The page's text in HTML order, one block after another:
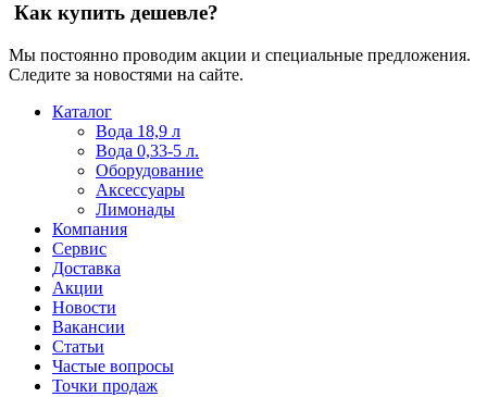
Как купить дешевле?
Мы постоянно проводим акции и специальные предложения.
Следите за новостями на сайте.
Пользователи
офіційний
сайт
через
разные
сайты.
можно
встретить
онлайн
казино
среди
обсуждаемых
тем.
Каталог
Вода 18,9 л
Вода 0,33-5 л.
Оборудование
Аксессуары
Лимонады
Компания
Сервис
Доставка
Акции
Новости
Вакансии
Статьи
Частые вопросы
Точки продаж